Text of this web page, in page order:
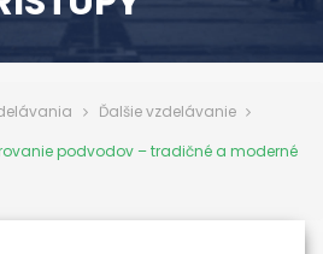
Ďalšie vzdelávanie
podvodov – tradičné a moderné